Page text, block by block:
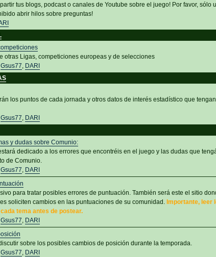
tus blogs, podcast o canales de Youtube sobre el juego! Por favor, sólo
abrir hilos sobre preguntas!
otras Ligas, competiciones europeas y de selecciones
Gsus77, DARI
los puntos de cada jornada y otros datos de interés estadístico que
Gsus77, DARI
y dudas sobre Comunio:
dedicado a los errores que encontréis en el juego y las dudas que
de Comunio.
Gsus77, DARI
para tratar posibles errores de puntuación. También será este el sitio
soliciten cambios en las puntuaciones de su comunidad. Importante, leer
tema antes de postear.
Gsus77, DARI
sobre los posibles cambios de posición durante la temporada.
Gsus77, DARI